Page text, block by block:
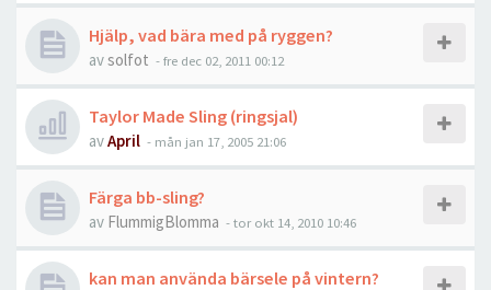
Hjälp, vad bära med på ryggen?
avsolfot -fre dec 02, 2011 00:12
Taylor Made Sling (ringsjal)
avApril - mån jan 17, 2005 21:06
Färga bb-sling?
av FlummigBlomma -tor okt 14, 2010 10:46
kan man använda bärsele på vintern?